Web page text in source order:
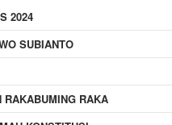
2024
SUBIANTO
RAKABUMING RAKA